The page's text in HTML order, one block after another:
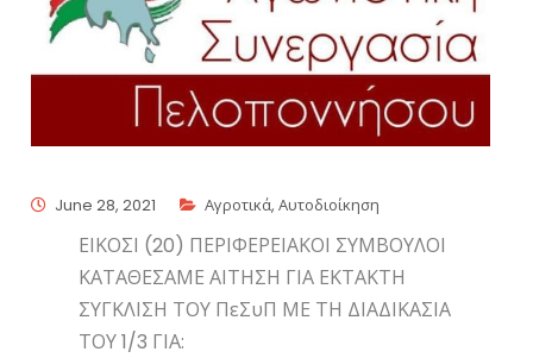
June 28, 2021 Αγροτικά,Αυτοδιοίκηση
ΕΙΚΟΣΙ (20) ΠΕΡΙΦΕΡΕΙΑΚΟΙ ΣΥΜΒΟΥΛΟΙ
ΚΑΤΑΘΕΣΑΜΕ ΑΙΤΗΣΗ ΓΙΑ ΕΚΤΑΚΤΗ
ΣΥΓΚΛΙΣΗ ΤΟΥ ΠεΣυΠ ΜΕ ΤΗ ΔΙΑΔΙΚΑΣΙΑ
ΤΟΥ 1/3 ΓΙΑ: